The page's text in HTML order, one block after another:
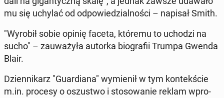
mu się uchylać od od­po­wie­dzial­no­ści – napisał Smith.
"Wyrobił sobie opinię faceta, któremu to uchodzi na
sucho" – za­uwa­ży­ła autorka bio­gra­fii Trumpa Gwenda
Blair.
Dzien­ni­karz "Gu­ar­dia­na" wy­mie­nił w tym kon­tek­ście
m.in. procesy o oszu­stwo i sto­so­wa­nie reklam wpro­